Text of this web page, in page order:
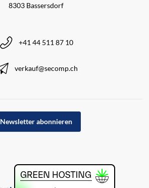
8303 Bassersdorf
+41 44 511 87 10
verkauf@secomp.ch
Newsletter abonnieren